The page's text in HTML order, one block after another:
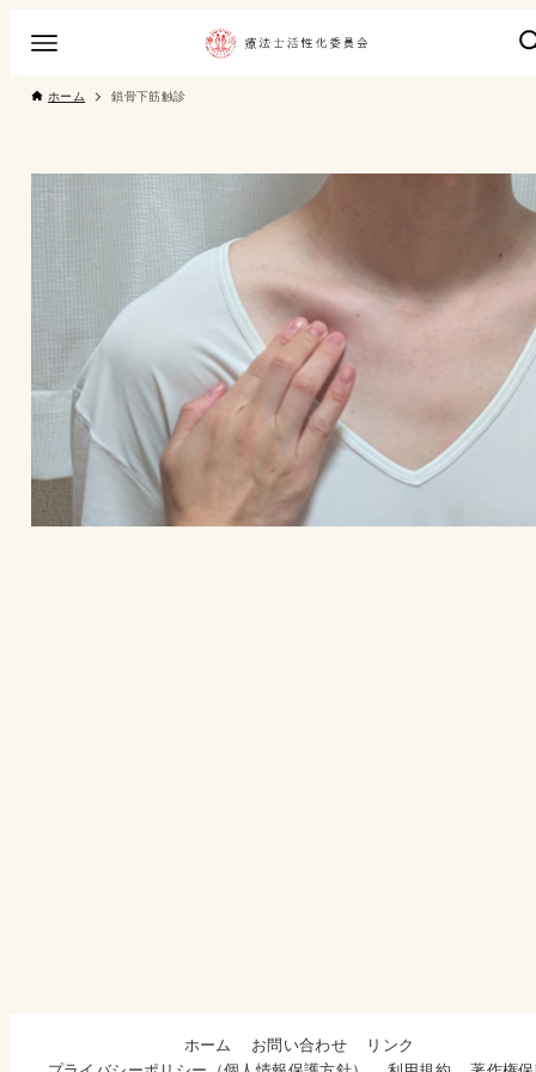
ホーム 鎖骨下筋触診
ホーム お問い合わせ
リンク